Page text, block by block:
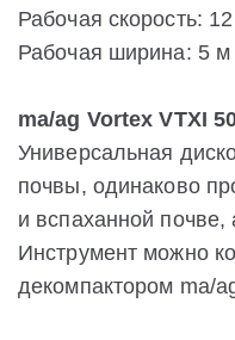
Рабочая скорость:
Рабочая ширина: 5 м
ma/ag Vortex VTXI
Универсальная
почвы, одинаково
и вспаханной
Инструмент можно
декомпактором ma/